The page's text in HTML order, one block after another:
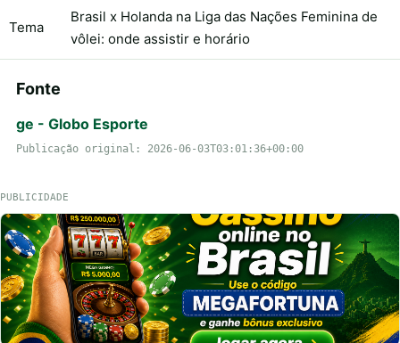
Tema
Brasil x Holanda na Liga das Nações Feminina de
vôlei: onde assistir e horário
Fonte
ge - Globo Esporte
Publicação original: 2026-06-03T03:01:36+00:00
PUBLICIDADE